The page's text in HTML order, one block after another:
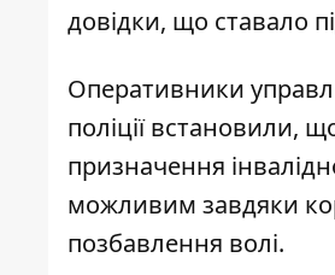
довідки, що ставало
Оперативники
поліції встановили,
призначення
можливим завдяки
позбавлення волі.